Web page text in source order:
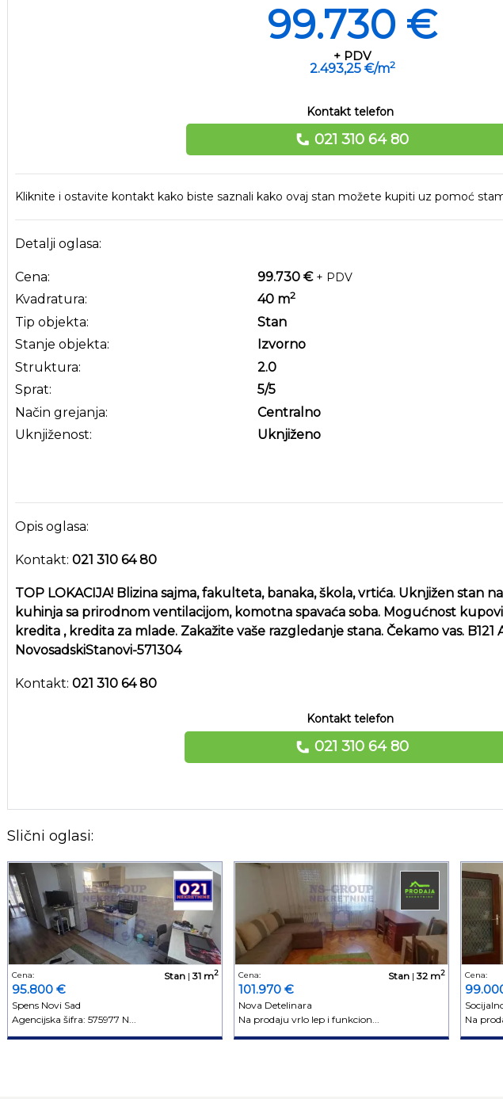
99.730 €
+ PDV
2.493,25 €/m2
Kontakt telefon
021 310 64 80
Kliknite i ostavite kontakt kako biste saznali kako ovaj stan možete kupiti uz pomoć
Detalji oglasa:
Cena:
Kvadratura:
Tip objekta:
Stanje objekta:
Struktura:
Sprat:
Način grejanja:
Uknjiženost:
99.730 € + PDV
40m2
Stan
Izvorno
2.0
5/5
Centralno
Uknjiženo
Opis oglasa:
Kontakt: 021 310 64 80
TOP LOKACIJA! Blizina sajma, fakulteta, banaka, škola, vrtića. Uknjižen stan
kuhinja sa prirodnom ventilacijom, komotna spavaća soba. Mogućnost
kredita , kredita za mlade. Zakažite vaše razgledanje stana. Čekamo vas. B121
NovosadskiStanovi-571304
Kontakt: 021 310 64 80
Kontakt telefon
021 310 64 80
Slični oglasi:
Cena:
95.800 €
Stan|31 m2
Spens Novi Sad
Agencijska šifra: 575977 N...
Cena:
101.970 €
Stan|32 m2
Nova Detelinara
Na prodaju vrlo lep i funkcion...
Cena:
Na